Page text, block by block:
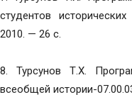
студентов
2010. — 26 с.
8. Турсунов Т.Х.
всеобщей истории-